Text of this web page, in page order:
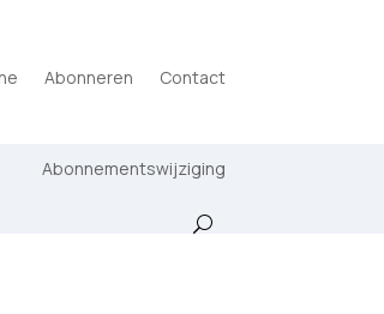
Abonneren Contact
Abonnementswijziging